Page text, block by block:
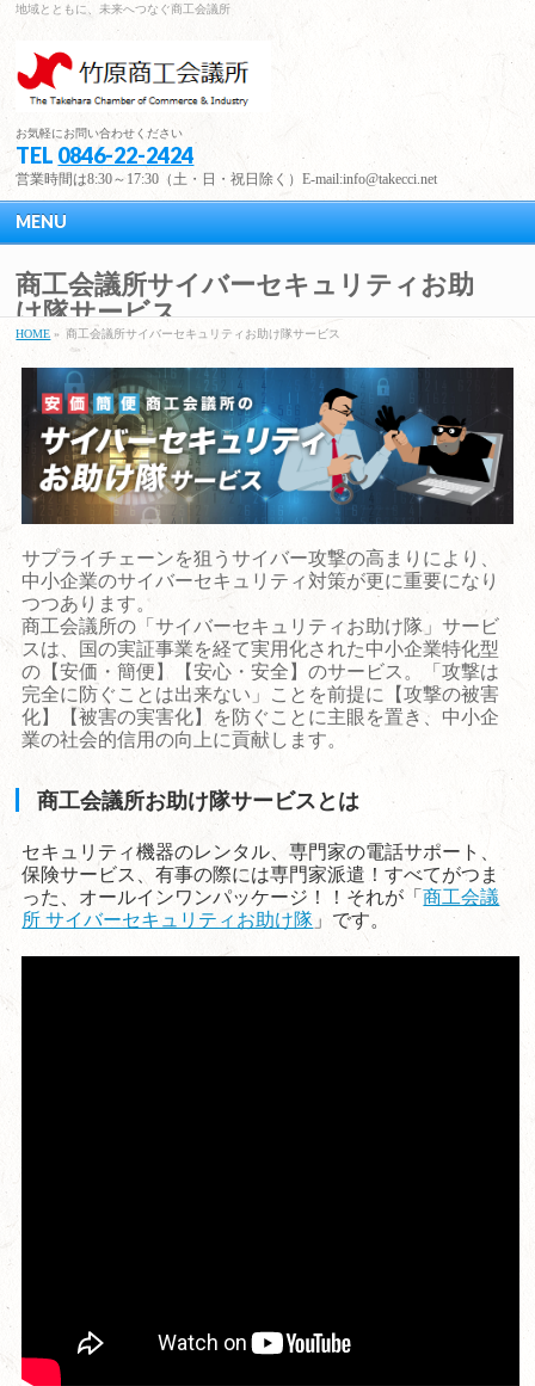
地域とともに、未来へつなぐ商工会議所
お気軽にお問い合わせください
TEL 0846-22-2424
営業時間は8:30～17:30（土・日・祝日除く）E-mail:info@takecci.net
MENU
商工会議所サイバーセキュリティお助
け隊サービス
HOME » 商工会議所サイバーセキュリティお助け隊サービス
サプライチェーンを狙うサイバー攻撃の高まりにより、
中小企業のサイバーセキュリティ対策が更に重要になり
つつあります。
商工会議所の「サイバーセキュリティお助け隊」サービ
スは、 国の実証事業を経て実用化された中小企業特化型
の【安価・簡便】【安心・安全】のサービス。
「攻撃は
完全に防ぐことは出来ない」ことを前提に【攻撃の被害
化】【被害の実害化】を防ぐことに主眼を置き、中小企
業の社会的信用の向上に貢献します。
商工会議所お助け隊サービスとは
セキュリティ機器のレンタル、専門家の電話サポート、
保険サービス、有事の際には専門家派遣！すべてがつま
った、オールインワンパッケージ！！それが「商工会議
所 サイバーセキュリティお助け隊 」です。